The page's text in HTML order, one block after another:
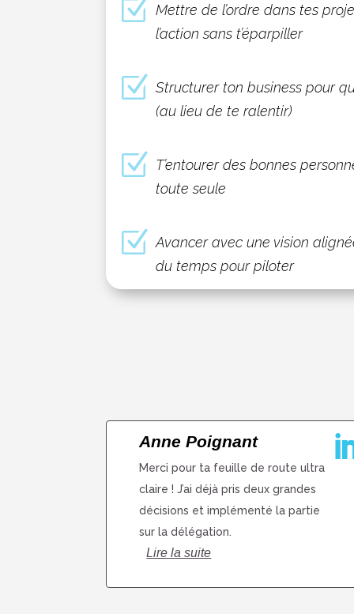
Z Mettre de l’ordre dans tes
l’action sans t’éparpiller
Z Structurer ton business pour
(au lieu de te ralentir)
Z T’entourer des bonnes
toute seule
Z Avancer avec une vision
du temps pour piloter
Anne Poignant
Merci pour ta feuille de route ultra
claire ! J’ai déjà pris deux grandes
décisions et implémenté la partie
sur la délégation.
Lire la suite